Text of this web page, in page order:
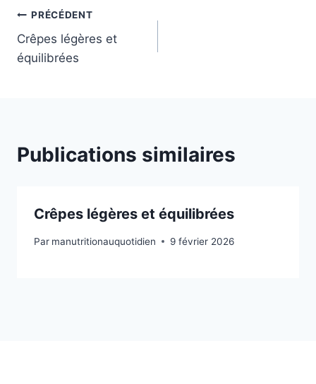
PRÉCÉDENT
Crêpes légères et
équilibrées
Publications similaires
Crêpes légères et équilibrées
Par manutritionauquotidien 9 février 2026